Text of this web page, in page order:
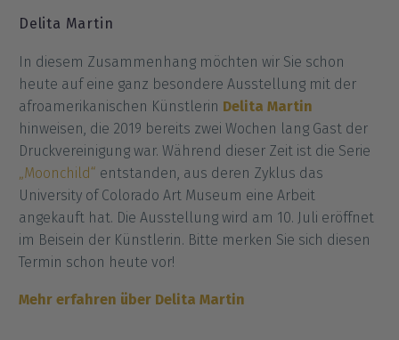
Delita Martin
In diesem Zusammenhang möchten wir Sie schon
heute auf eine ganz besondere Ausstellung mit der
afroamerikanischen Künstlerin Delita Martin
hinweisen, die 2019 bereits zwei Wochen lang Gast der
Druckvereinigung war. Während dieser Zeit ist die Serie
„Moonchild“ entstanden, aus deren Zyklus das
University of Colorado Art Museum eine Arbeit
angekauft hat. Die Ausstellung wird am 10. Juli eröffnet
im Beisein der Künstlerin. Bitte merken Sie sich diesen
Termin schon heute vor!
Mehr erfahren über Delita Martin